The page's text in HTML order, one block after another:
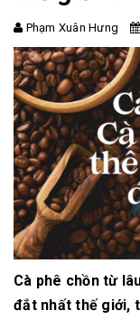
Phạm Xuân Hưng
Cà phê chồn từ
đắt nhất thế giới,